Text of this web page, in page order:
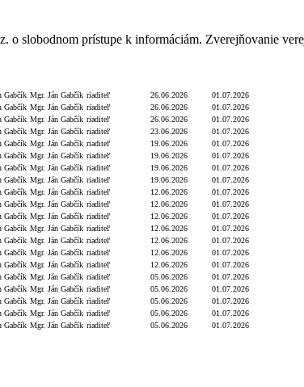
o slobodnom prístupe k informáciám. Zverejňovanie
Gabčík Mgr. Ján Gabčík riaditeľ 26.06.2026
01.07.2026
Gabčík Mgr. Ján Gabčík riaditeľ 26.06.2026
01.07.2026
Gabčík Mgr. Ján Gabčík riaditeľ 26.06.2026
01.07.2026
Gabčík Mgr. Ján Gabčík riaditeľ 23.06.2026
01.07.2026
Gabčík Mgr. Ján Gabčík riaditeľ 19.06.2026
01.07.2026
Gabčík Mgr. Ján Gabčík riaditeľ 19.06.2026
01.07.2026
Gabčík Mgr. Ján Gabčík riaditeľ 19.06.2026
01.07.2026
Gabčík Mgr. Ján Gabčík riaditeľ 19.06.2026
01.07.2026
Gabčík Mgr. Ján Gabčík riaditeľ 12.06.2026
01.07.2026
Gabčík Mgr. Ján Gabčík riaditeľ 12.06.2026
01.07.2026
Gabčík Mgr. Ján Gabčík riaditeľ 12.06.2026
01.07.2026
Gabčík Mgr. Ján Gabčík riaditeľ 12.06.2026
01.07.2026
Gabčík Mgr. Ján Gabčík riaditeľ 12.06.2026
01.07.2026
Gabčík Mgr. Ján Gabčík riaditeľ 12.06.2026
01.07.2026
Gabčík Mgr. Ján Gabčík riaditeľ 12.06.2026
01.07.2026
Gabčík Mgr. Ján Gabčík riaditeľ 05.06.2026
01.07.2026
Gabčík Mgr. Ján Gabčík riaditeľ 05.06.2026
01.07.2026
Gabčík Mgr. Ján Gabčík riaditeľ 05.06.2026
01.07.2026
Gabčík Mgr. Ján Gabčík riaditeľ 05.06.2026
01.07.2026
Gabčík Mgr. Ján Gabčík riaditeľ 05.06.2026 01.07.2026